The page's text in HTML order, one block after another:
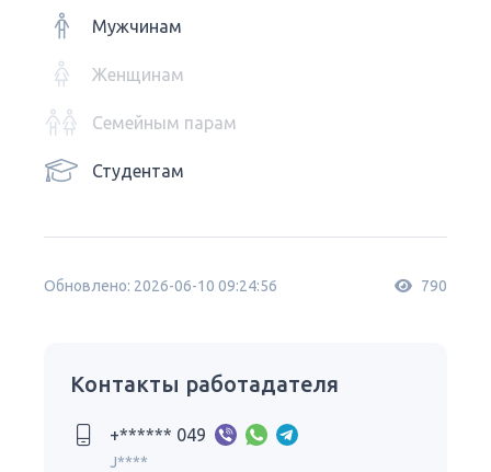
Мужчинам
Женщинам
Семейным парам
Студентам
Обновлено: 2026-06-10 09:24:56 790
Контакты работадателя
+****** 049
J****